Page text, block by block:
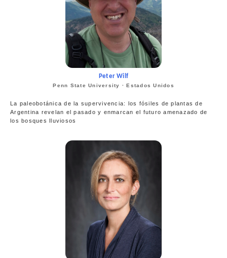
Peter Wilf
Penn State University · Estados Unidos
La paleobotánica de la supervivencia: los fósiles de plantas de
Argentina revelan el pasado y enmarcan el futuro amenazado de
los bosques lluviosos